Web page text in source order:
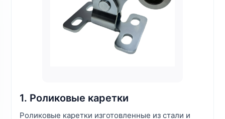
1. Роликовые каретки
Роликовые каретки изготовленные из стали и